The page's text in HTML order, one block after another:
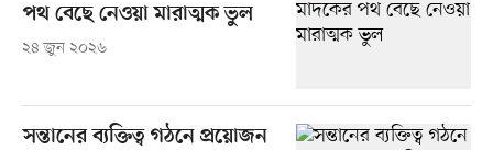
পথ বেছে নেওয়া মারাত্মক ভুল
২৪ জুন ২০২৬
সন্তানের ব্যক্তিত্ব গঠনে প্রয়োজন